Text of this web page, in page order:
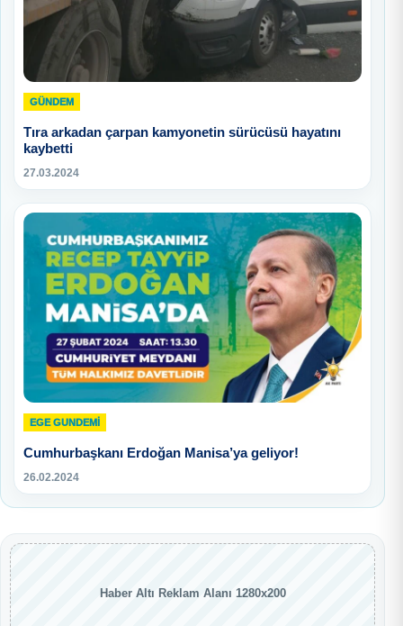
GÜNDEM
Tıra arkadan çarpan kamyonetin sürücüsü hayatını
kaybetti
27.03.2024
EGE GUNDEMİ
Cumhurbaşkanı Erdoğan Manisa’ya geliyor!
26.02.2024
Haber Altı Reklam Alanı 1280x200